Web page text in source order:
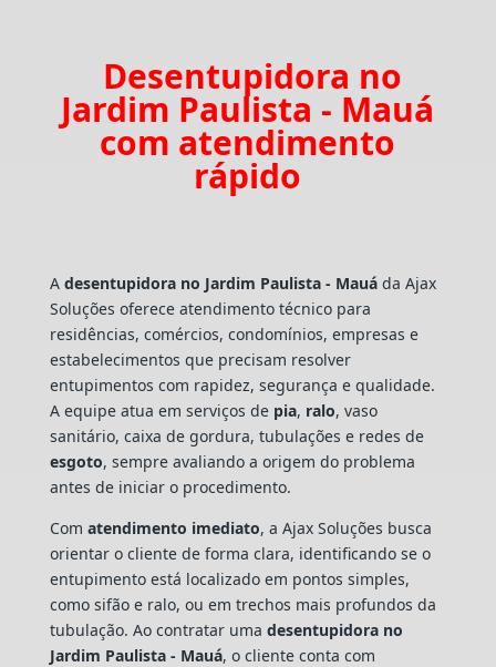
Desentupidora no
Jardim Paulista - Mauá
com atendimento
rápido
A desentupidora no Jardim Paulista - Mauáda Ajax
Soluções oferece atendimento técnico para
residências, comércios, condomínios, empresas e
estabelecimentos que precisam resolver
entupimentos com rapidez, segurança e qualidade.
A equipe atua em serviços de pia, ralo, vaso
sanitário, caixa de gordura, tubulações e redes de
esgoto, sempre avaliando a origem do problema
antes de iniciar o procedimento.
Com atendimento imediato, a Ajax Soluções busca
orientar o cliente de forma clara, identificando se o
entupimento está localizado em pontos simples,
como sifão e ralo, ou em trechos mais profundos da
tubulação. Ao contratar uma desentupidora no
Jardim Paulista - Mauá, o cliente conta com